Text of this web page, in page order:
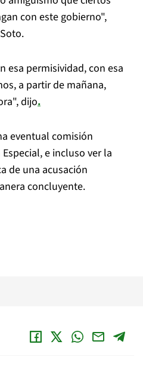
con este gobierno",
esa permisividad, con esa
a partir de mañana,
dijo.
eventual comisión
e incluso ver la
de una acusación
concluyente.